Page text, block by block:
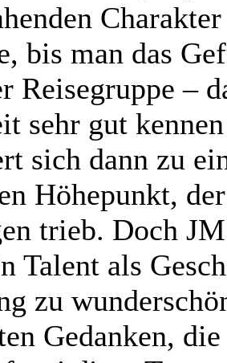
bis man das
Reisegruppe –
sehr gut
sich dann zu
Höhepunkt,
trieb. Doch
Talent als
zu
Gedanken,